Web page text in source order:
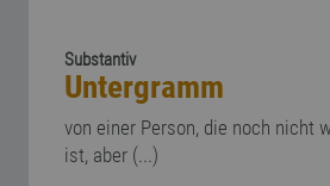
Substantiv
Untergramm
von einer Person, die noch nicht
ist, aber (...)